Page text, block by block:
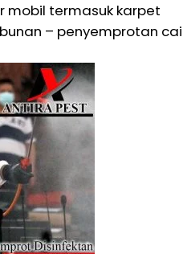
mobil termasuk karpet
– penyemprotan